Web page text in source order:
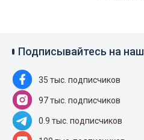
Подписывайтесь на
35 тыс. подписчиков
97 тыс. подписчиков
0.9 тыс. подписчиков